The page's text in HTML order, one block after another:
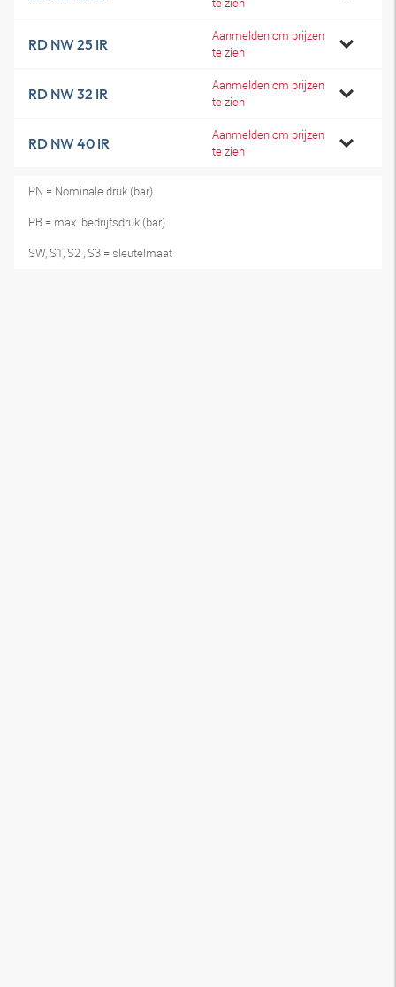
RD NW 25 IR
Aanmelden om prijzen
te zien
RD NW 32 IR
Aanmelden om prijzen
te zien
RD NW 40 IR
Aanmelden om prijzen
te zien
PN = Nominale druk (bar)
PB = max. bedrijfsdruk (bar)
SW, S1, S2 , S3 = sleutelmaat